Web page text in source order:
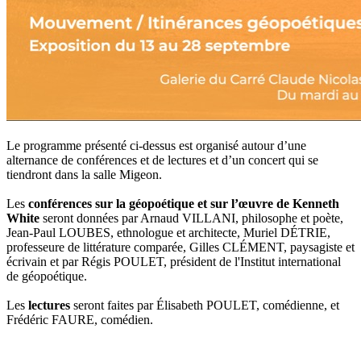
Le programme présenté ci-dessus est organisé autour d’une
alternance de conférences et de lectures et d’un concert qui se
tiendront dans la salle Migeon.
Les conférences sur la géopoétique et sur l’œuvre de Kenneth
White seront données par Arnaud VILLANI, philosophe et poète,
Jean-Paul LOUBES, ethnologue et architecte, Muriel DÉTRIE,
professeure de littérature comparée, Gilles CLÉMENT, paysagiste et
écrivain et par Régis POULET, président de l'Institut international
de géopoétique.
Les lectures seront faites par Élisabeth POULET, comédienne, et
Frédéric FAURE, comédien.